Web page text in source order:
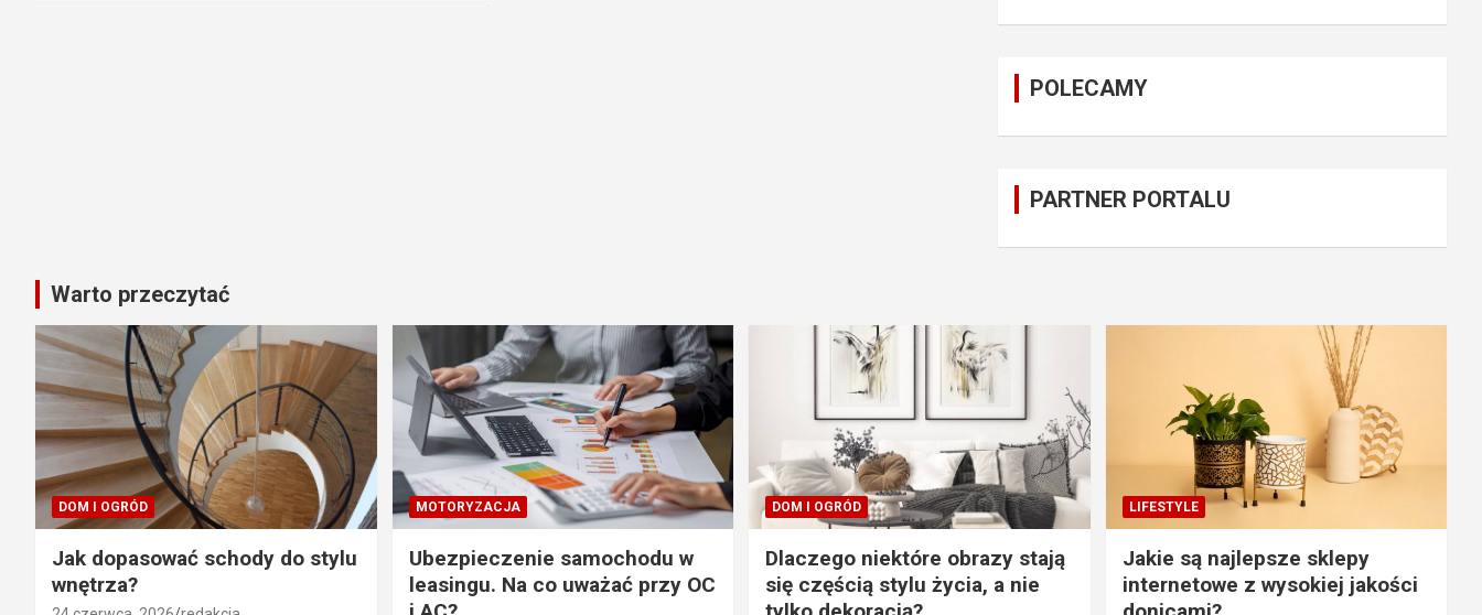
POLECAMY
PARTNER PORTALU
Warto przeczytać
DOM I OGRÓD
Jak dopasować schody do stylu
wnętrza?
MOTORYZACJA
Ubezpieczenie samochodu w
leasingu. Na co uważać przy OC
DOM I OGRÓD
Dlaczego niektóre obrazy stają
się częścią stylu życia, a nie
LIFESTYLE
Jakie są najlepsze sklepy
internetowe z wysokiej jakości